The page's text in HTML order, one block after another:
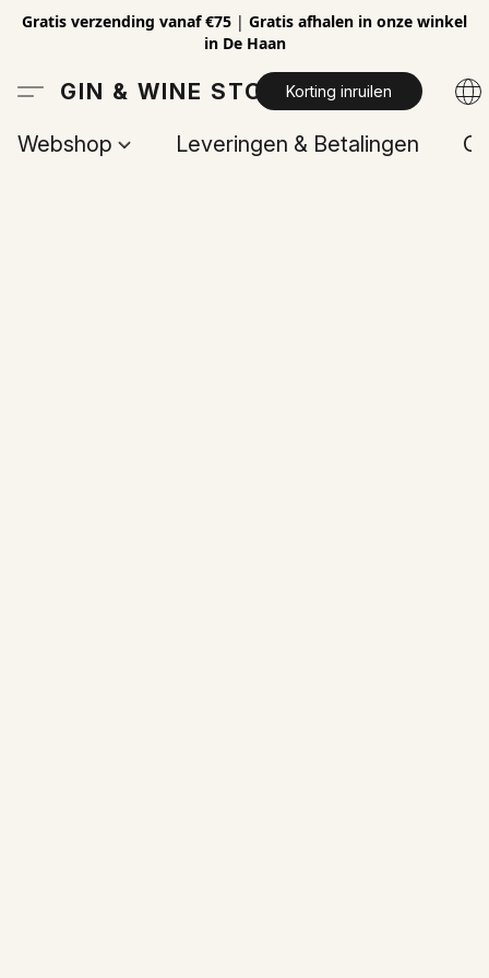
Gratis verzending vanaf €75 | Gratis afhalen in onze winkel
in De Haan
GIN & WINE STOREKorting inruilen
Webshop Leveringen & Betalingen